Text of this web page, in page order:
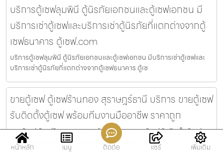
บริการตู้เซฟลุมพินี ตู้นิรภัยเอกชนและตู้เซฟเอกชน มี
บริการเช่าตู้เซฟและบริการเช่าตู้นิรภัยที่แตกต่างจากตู้
เซฟธนาคาร ตู้เซฟ.com
บริการตู้เซฟลุมพินี ตู้นิรภัยเอกชนและตู้เซฟเอกชน มีบริการเช่าตู้เซฟและ
บริการเช่าตู้นิรภัยที่แตกต่างจากตู้เซฟธนาคาร ตู้เซ
ขายตู้เซฟ ตู้เซฟร้านทอง สุราษฎร์ธานี บริการ ขายตู้เซฟ
รับติดตั้งตู้เซฟ พร้อมทีมงานมืออาชีพ ราคาถูก
ขายตู้เซฟ ตู้เซฟร้านทอง สุราษฎร์ธานี บริการ ขายตู้เซฟ รับติดตั้งตู้เซฟ
ติดต่อสอบถามได้ตลอด พร้อมให้บริการทั่วไทย ขายตู้เ
หน้าหลัก เมนู ติดต่อ แชร์ เพิ่มเติม